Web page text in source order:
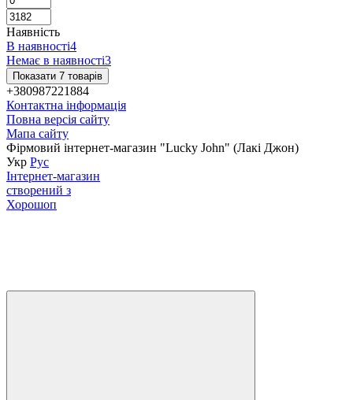
Наявність
В наявності4
Немає в наявності3
Показати 7 товарів
+380987221884
Контактна інформація
Повна версія сайту
Мапа сайту
Фірмовий інтернет-магазин "Lucky John" (Лакі Джон)
Укр Рус
Інтернет-магазин
створений з
Хорошоп